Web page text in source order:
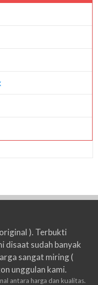
). Terbukti
disaat sudah banyak
sangat miring (
unggulan kami.
antara harga dan kualitas.